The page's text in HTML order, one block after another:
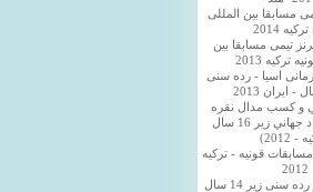
مسابقا بین المللی
2014
تیمی مسابقا بین
ترکیه 2013
اسیا - رده سنی
و كسب مدال نقره
ميز 5 در المپياد جهاني زير 16 سال
2012)
قونیه - ترکیه
2012
قهرمان اسیا در رده سنی زیر 14 سال